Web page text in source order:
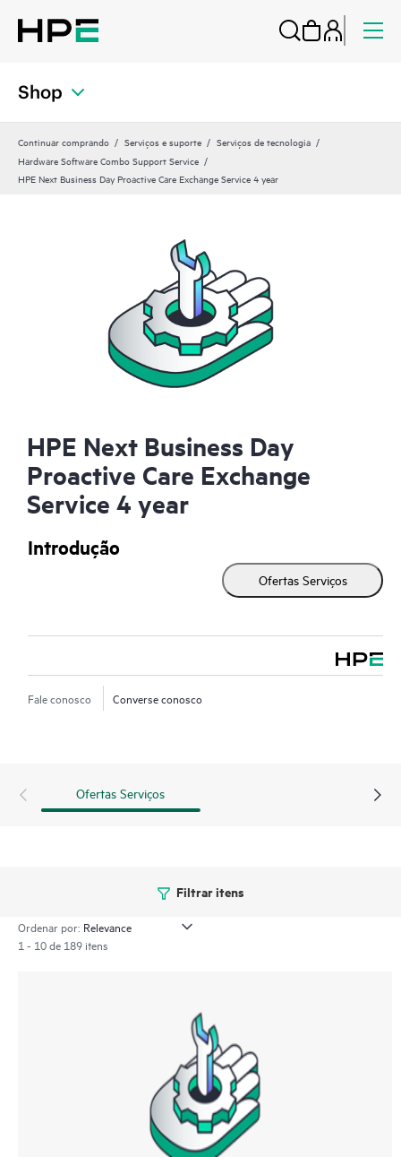
Shop
Continuar comprando Serviços e suporte
Serviços de tecnologia
Hardware Software Combo Support Service
HPE Next Business Day Proactive Care Exchange Service 4 year
HPE Next Business Day
Proactive Care Exchange
Service 4 year
Introdução
Ofertas Serviços
Fale conosco Converse conosco
Ofertas Serviços
Filtrar itens
Ordenar por:
1 - 10 de 189 itens